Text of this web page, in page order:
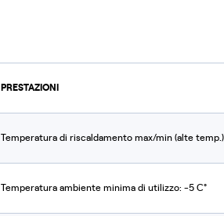
PRESTAZIONI
Temperatura di riscaldamento max/min (alte
Temperatura ambiente minima di utilizzo: -5 C°